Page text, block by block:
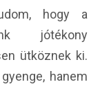
hogy a
jótékony
ütköznek ki.
hanem